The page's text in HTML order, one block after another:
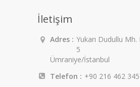
İletişim
Adres : Yukarı Dudullu
5
Ümraniye/İstanbul
Telefon : +90 216 462